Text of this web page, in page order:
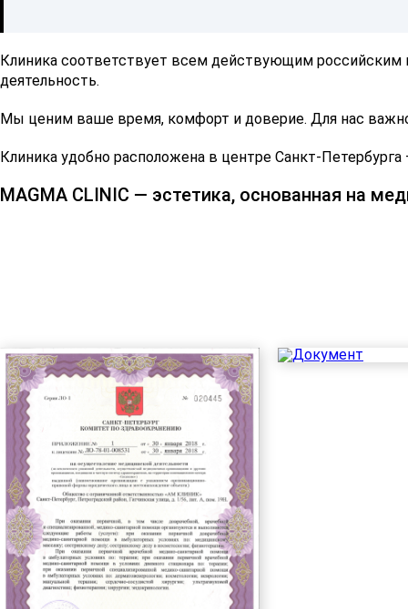
Клиника соответствует всем действующим
деятельность.
Мы ценим ваше время, комфорт и доверие. Для нас
Клиника удобно расположена в центре Санкт-
MAGMA CLINIC — эстетика, основанная на